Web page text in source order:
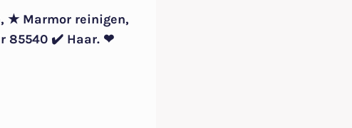
★ Marmor reinigen,
85540 ✔️ Haar. ❤